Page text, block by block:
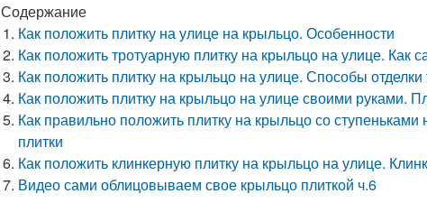
Содержание
Как положить плитку на улице на крыльцо. Особенности
Как положить тротуарную плитку на крыльцо на улице. Как
Как положить плитку на крыльцо на улице. Способы
Как положить плитку на крыльцо на улице своими руками.
Как правильно положить плитку на крыльцо со
плитки
Как положить клинкерную плитку на крыльцо на улице.
Видео сами облицовываем свое крыльцо плиткой ч.6